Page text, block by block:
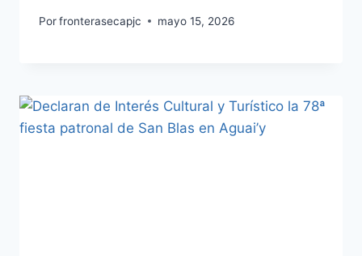
Porfronterasecapjc mayo 15, 2026